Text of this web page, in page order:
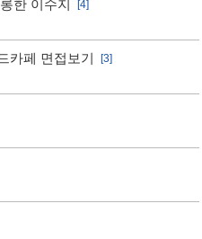
한 이수지
[4]
카페 면접보기
[3]